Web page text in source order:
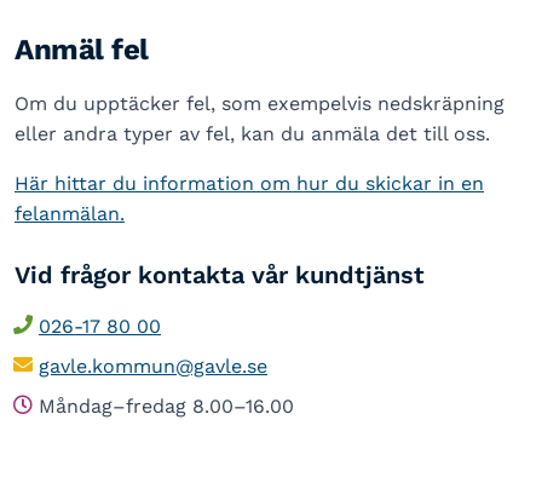
Anmäl fel
Om du upptäcker fel, som exempelvis nedskräpning
eller andra typer av fel, kan du anmäla det till oss.
Här hittar du information om hur du skickar in en
felanmälan.
Vid frågor kontakta vår kundtjänst
026-17 80 00
gavle.kommun@gavle.se
Måndag–fredag 8.00–16.00